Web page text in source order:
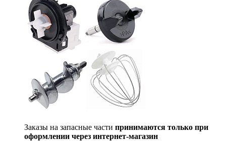
Заказы на запасные части принимаются только при
оформлении через интернет-магазин